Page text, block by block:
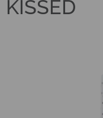
KISSED